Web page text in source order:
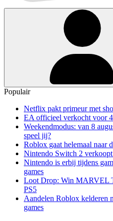
Populair
Netflix pakt primeur met
EA officieel verkocht voor
Weekendmodus: van 8
speel jij?
Roblox gaat helemaal naar
Nintendo Switch 2
Nintendo is erbij tijdens
games
Loot Drop: Win MARVEL
PS5
Aandelen Roblox kelderen
games